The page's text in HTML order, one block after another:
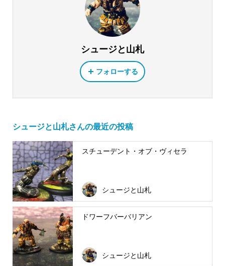
シュージと山札
フォローする
シュージと山札さんの最近の投稿
スチューデント・オブ・ヴィセラ
シュージと山札
ドワーフバーバリアン
シュージと山札